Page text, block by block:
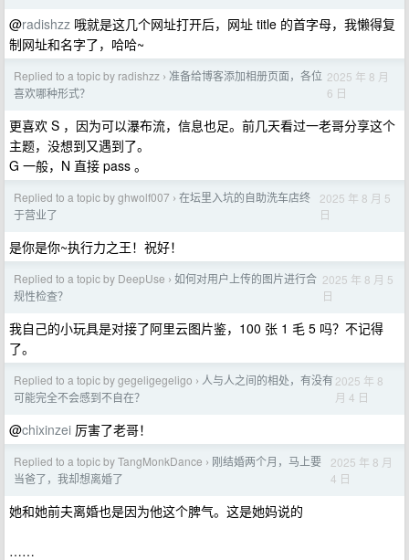
@radishzz 哦就是这几个网址打开后，网址 title 的首字母，我懒得复
制网址和名字了，哈哈~
Replied to a topic by radishzz › 准备给博客添加相册页面，各位
喜欢哪种形式？
2025 年 8 月
6 日
更喜欢 S ，因为可以瀑布流，信息也足。前几天看过一老哥分享这个
主题，没想到又遇到了。
G 一般，N 直接 pass 。
Replied to a topic by ghwolf007 › 在坛里入坑的自助洗车店终
于营业了
2025 年 8 月 5
日
是你是你~执行力之王！祝好！
Replied to a topic by DeepUse › 如何对用户上传的图片进行合
规性检查？
2025 年 8 月 5
日
我自己的小玩具是对接了阿里云图片鉴，100 张 1 毛 5 吗？不记得
了。
Replied to a topic by gegeligegeligo › 人与人之间的相处，有没有
可能完全不会感到不自在？
2025 年 8
月 4 日
@chixinzei 厉害了老哥！
Replied to a topic by TangMonkDance › 刚结婚两个月，马上要
当爸了，我却想离婚了
2025 年 8 月
4 日
她和她前夫离婚也是因为他这个脾气。这是她妈说的
……